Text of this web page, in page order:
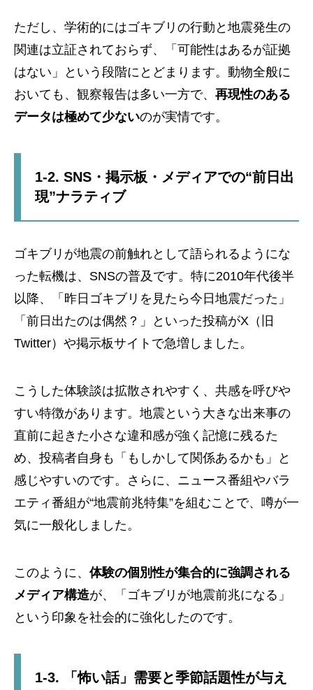
ただし、学術的にはゴキブリの行動と地震発生の
関連は立証されておらず、「可能性はあるが証拠
はない」という段階にとどまります。動物全般に
おいても、観察報告は多い一方で、 再現性のある
データは極めて少ないのが実情です。
1-2. SNS・掲示板・メディアでの“前日出
現”ナラティブ
ゴキブリが地震の前触れとして語られるようにな
った転機は、SNSの普及です。特に2010年代後半
以降、「昨日ゴキブリを見たら今日地震だった」
「前日出たのは偶然？」といった投稿がX（旧
Twitter）や掲示板サイトで急増しました。
こうした体験談は拡散されやすく、共感を呼びや
すい特徴があります。地震という大きな出来事の
直前に起きた小さな違和感が強く記憶に残るた
め、投稿者自身も「もしかして関係あるかも」と
感じやすいのです。さらに、ニュース番組やバラ
エティ番組が“地震前兆特集”を組むことで、噂が一
気に一般化しました。
このように、 体験の個別性が集合的に強調される
メディア構造が、「ゴキブリが地震前兆になる」
という印象を社会的に強化したのです。
1-3. 「怖い話」需要と季節話題性が与え